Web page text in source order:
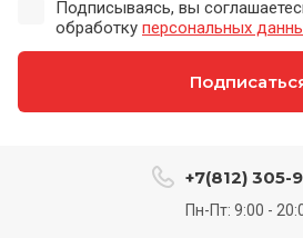
Подписываясь, вы
обработку персональных
+7(812) 305-
Пн-Пт: 9:00 -